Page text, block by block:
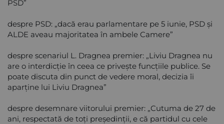
PSD”
despre PSD: „dacă erau parlamentare pe 5 iunie, PSD şi
ALDE aveau majoritatea în ambele Camere”
despre scenariul L. Dragnea premier: „Liviu Dragnea nu
are o interdicţie în ceea ce priveşte funcţiile publice. Se
poate discuta din punct de vedere moral, decizia îi
aparţine lui Liviu Dragnea”
despre desemnare viitorului premier: „Cutuma de 27 de
ani, respectată de toţi preşedinţii, e că partidul cu cele